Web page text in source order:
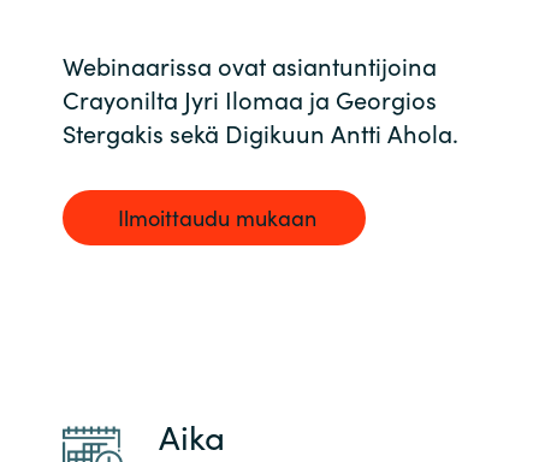
Sweden
Ukraine
Webinaarissa ovat asiantuntijoina
Crayonilta Jyri Ilomaa ja Georgios
Stergakis sekä Digikuun Antti Ahola.
Ilmoittaudu mukaan
Aika